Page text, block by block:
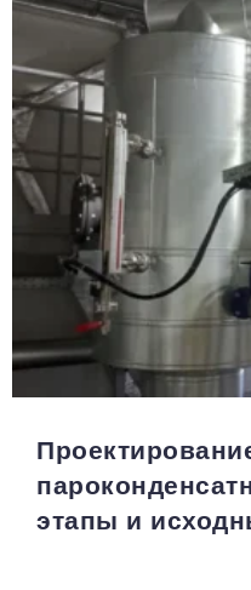
этапы и